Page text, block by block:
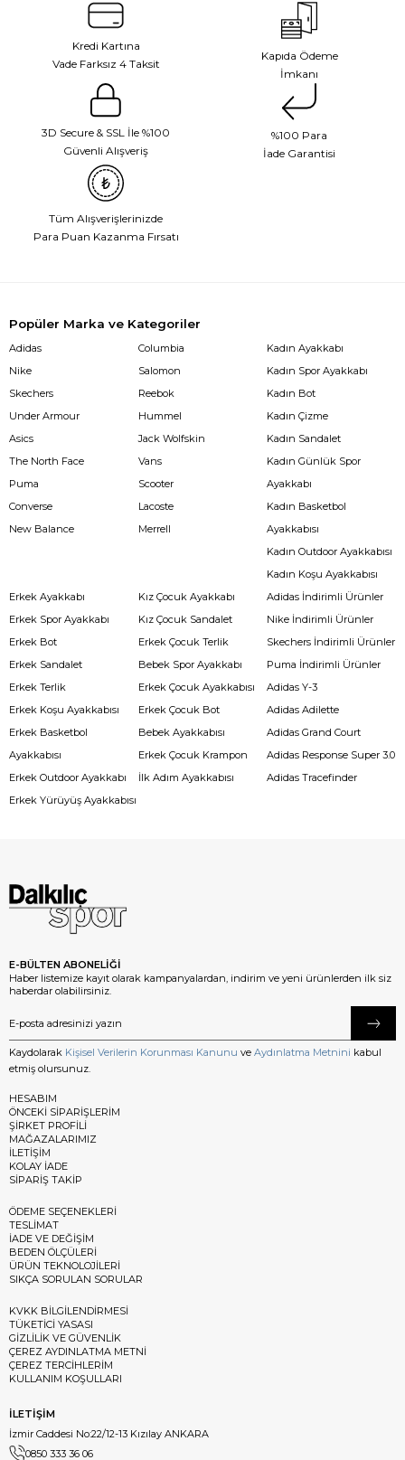
Kredi Kartına
Vade Farksız 4 Taksit
Kapıda Ödeme
İmkanı
3D Secure & SSL İle %100
Güvenli Alışveriş
%100 Para
İade Garantisi
Tüm Alışverişlerinizde
Para Puan Kazanma Fırsatı
Popüler Marka ve Kategoriler
Adidas
Nike
Skechers
Under Armour
Asics
The North Face
Puma
Converse
New Balance
Columbia
Salomon
Reebok
Hummel
Jack Wolfskin
Vans
Scooter
Lacoste
Merrell
Kadın Ayakkabı
Kadın Spor Ayakkabı
Kadın Bot
Kadın Çizme
Kadın Sandalet
Kadın Günlük Spor
Ayakkabı
Kadın Basketbol
Ayakkabısı
Kadın Outdoor Ayakkabısı
Kadın Koşu Ayakkabısı
Erkek Ayakkabı
Erkek Spor Ayakkabı
Erkek Bot
Erkek Sandalet
Erkek Terlik
Erkek Koşu Ayakkabısı
Erkek Basketbol
Ayakkabısı
Erkek Outdoor Ayakkabı
Erkek Yürüyüş Ayakkabısı
Kız Çocuk Ayakkabı
Kız Çocuk Sandalet
Erkek Çocuk Terlik
Bebek Spor Ayakkabı
Erkek Çocuk Ayakkabısı
Erkek Çocuk Bot
Bebek Ayakkabısı
Erkek Çocuk Krampon
İlk Adım Ayakkabısı
Adidas İndirimli Ürünler
Nike İndirimli Ürünler
Skechers İndirimli Ürünler
Puma İndirimli Ürünler
Adidas Y-3
Adidas Adilette
Adidas Grand Court
Adidas Response Super 3.0
Adidas Tracefinder
E-BÜLTEN ABONELİĞİ
Haber listemize kayıt olarak kampanyalardan, indirim ve yeni ürünlerden ilk siz
haberdar olabilirsiniz.
Kaydolarak Kişisel Verilerin Korunması Kanunu ve Aydınlatma Metnini kabul
etmiş olursunuz.
HESABIM
ÖNCEKİ SİPARİŞLERİM
ŞİRKET PROFİLİ
MAĞAZALARIMIZ
İLETİŞİM
KOLAY İADE
SİPARİŞ TAKİP
ÖDEME SEÇENEKLERİ
TESLİMAT
İADE VE DEĞİŞİM
BEDEN ÖLÇÜLERİ
ÜRÜN TEKNOLOJİLERİ
SIKÇA SORULAN SORULAR
KVKK BİLGİLENDİRMESİ
TÜKETİCİ YASASI
GİZLİLİK VE GÜVENLİK
ÇEREZ AYDINLATMA METNİ
ÇEREZ TERCİHLERİM
KULLANIM KOŞULLARI
İLETİŞİM
İzmir Caddesi No:22/12-13 Kızılay ANKARA
0850 333 36 06